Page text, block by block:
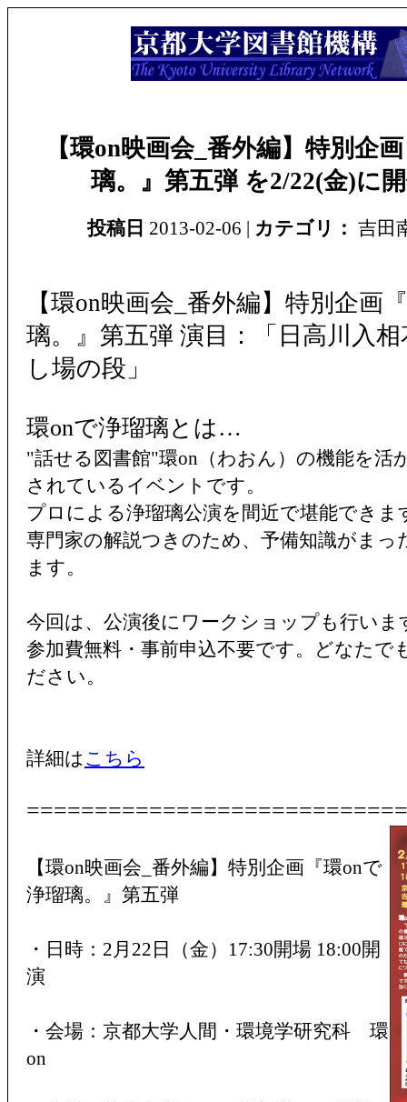
【環on映画会_番外編】特別企
璃。』第五弾 を2/22(金)に
投稿日 2013-02-06 | カテゴリ： 吉田
【環on映画会_番外編】特別企画
璃。』第五弾 演目：「日高川入
し場の段」
環onで浄瑠璃とは…
"話せる図書館"環on（わおん）の機能を活
されているイベントです。
プロによる浄瑠璃公演を間近で堪能できま
専門家の解説つきのため、予備知識がまっ
ます。
今回は、公演後に ワークショップも行いま
参加費無料・事前申込不要です。どなたで
ださい。
詳細はこちら
【環on映画会_番外編】特別企画『環onで
浄瑠璃。』第五弾
・日時：2月22日（金）17:30開場 18:00開
演
・会場：京都大学人間・環境学研究科 環
on